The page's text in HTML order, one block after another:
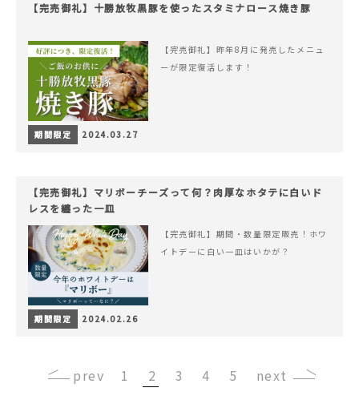
【完売御礼】十勝放牧黒豚を使ったスタミナロース焼き豚
【完売御礼】昨年8月に発売したメニュ
ーが限定復活します！
期間限定 2024.03.27
【完売御礼】マリボーチーズって何？肉厚なホタテに白いド
レスを纏った一皿
【完売御礼】期間・数量限定販売！ホワ
イトデーに白い一皿はいかが？
期間限定 2024.02.26
‹ 1 2 3 4 5 ›